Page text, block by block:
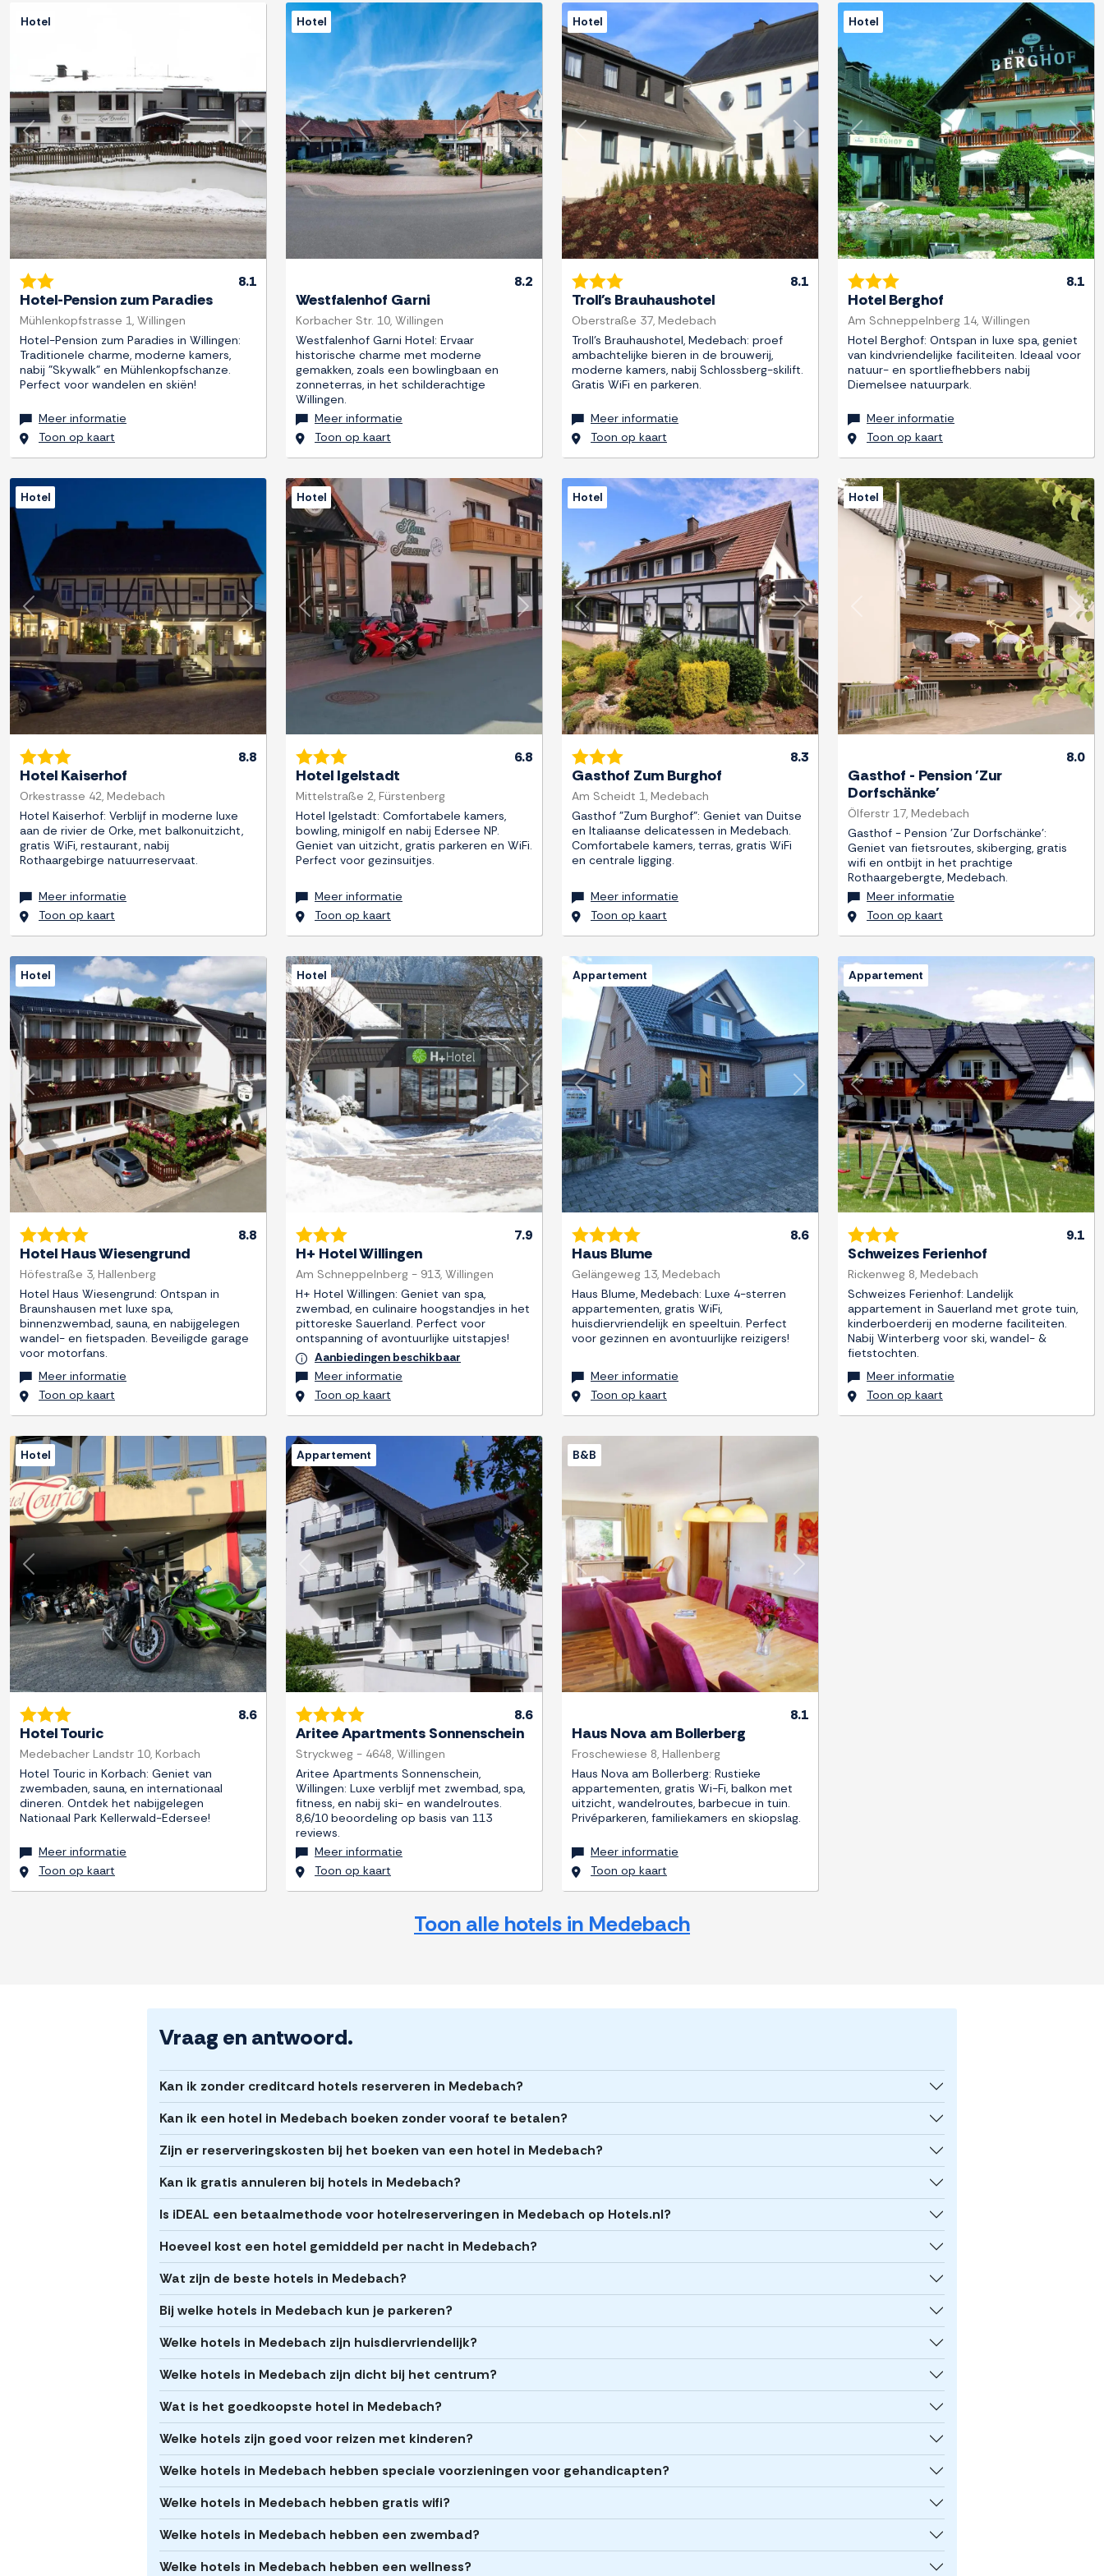
Previous Next
Hotel
8.1
Hotel-Pension zum Paradies
Mühlenkopfstrasse 1, Willingen
Hotel-Pension zum Paradies in Willingen:
Traditionele charme, moderne kamers,
nabij "Skywalk" en Mühlenkopfschanze.
Perfect voor wandelen en skiën!
Meer informatie
Toon op kaart
Previous Next
Hotel
8.2
Westfalenhof Garni
Korbacher Str. 10, Willingen
Westfalenhof Garni Hotel: Ervaar
historische charme met moderne
gemakken, zoals een bowlingbaan en
zonneterras, in het schilderachtige
Willingen.
Meer informatie
Toon op kaart
Previous Next
Hotel
8.1
Troll's Brauhaushotel
Oberstraße 37, Medebach
Troll's Brauhaushotel, Medebach: proef
ambachtelijke bieren in de brouwerij,
moderne kamers, nabij Schlossberg-skilift.
Gratis WiFi en parkeren.
Meer informatie
Toon op kaart
Previous Next
Hotel
8.1
Hotel Berghof
Am Schneppelnberg 14, Willingen
Hotel Berghof: Ontspan in luxe spa, geniet
van kindvriendelijke faciliteiten. Ideaal voor
natuur- en sportliefhebbers nabij
Diemelsee natuurpark.
Meer informatie
Toon op kaart
Previous Next
Hotel
8.8
Hotel Kaiserhof
Orkestrasse 42, Medebach
Hotel Kaiserhof: Verblijf in moderne luxe
aan de rivier de Orke, met balkonuitzicht,
gratis WiFi, restaurant, nabij
Rothaargebirge natuurreservaat.
Meer informatie
Toon op kaart
Previous Next
Hotel
6.8
Hotel Igelstadt
Mittelstraße 2, Fürstenberg
Hotel Igelstadt: Comfortabele kamers,
bowling, minigolf en nabij Edersee NP.
Geniet van uitzicht, gratis parkeren en WiFi.
Perfect voor gezinsuitjes.
Meer informatie
Toon op kaart
Previous Next
Hotel
8.3
Gasthof Zum Burghof
Am Scheidt 1, Medebach
Gasthof "Zum Burghof": Geniet van Duitse
en Italiaanse delicatessen in Medebach.
Comfortabele kamers, terras, gratis WiFi
en centrale ligging.
Meer informatie
Toon op kaart
Previous Next
Hotel
8.0
Gasthof - Pension 'Zur
Dorfschänke'
Ölferstr 17, Medebach
Gasthof - Pension 'Zur Dorfschänke':
Geniet van fietsroutes, skiberging, gratis
wifi en ontbijt in het prachtige
Rothaargebergte, Medebach.
Meer informatie
Toon op kaart
Previous Next
Hotel
8.8
Hotel Haus Wiesengrund
Höfestraße 3, Hallenberg
Hotel Haus Wiesengrund: Ontspan in
Braunshausen met luxe spa,
binnenzwembad, sauna, en nabijgelegen
wandel- en fietspaden. Beveiligde garage
voor motorfans.
Meer informatie
Toon op kaart
Previous Next
Hotel
7.9
H+ Hotel Willingen
Am Schneppelnberg - 913, Willingen
H+ Hotel Willingen: Geniet van spa,
zwembad, en culinaire hoogstandjes in het
pittoreske Sauerland. Perfect voor
ontspanning of avontuurlijke uitstapjes!
Aanbiedingen beschikbaar
Meer informatie
Toon op kaart
Previous Next
Appartement
8.6
Haus Blume
Gelängeweg 13, Medebach
Haus Blume, Medebach: Luxe 4-sterren
appartementen, gratis WiFi,
huisdiervriendelijk en speeltuin. Perfect
voor gezinnen en avontuurlijke reizigers!
Meer informatie
Toon op kaart
Previous Next
Appartement
9.1
Schweizes Ferienhof
Rickenweg 8, Medebach
Schweizes Ferienhof: Landelijk
appartement in Sauerland met grote tuin,
kinderboerderij en moderne faciliteiten.
Nabij Winterberg voor ski, wandel- &
fietstochten.
Meer informatie
Toon op kaart
Previous Next
Hotel
8.6
Hotel Touric
Medebacher Landstr 10, Korbach
Hotel Touric in Korbach: Geniet van
zwembaden, sauna, en internationaal
dineren. Ontdek het nabijgelegen
Nationaal Park Kellerwald-Edersee!
Meer informatie
Toon op kaart
Previous Next
Appartement
8.6
Aritee Apartments Sonnenschein
Stryckweg - 4648, Willingen
Aritee Apartments Sonnenschein,
Willingen: Luxe verblijf met zwembad, spa,
fitness, en nabij ski- en wandelroutes.
8,6/10 beoordeling op basis van 113
reviews.
Meer informatie
Toon op kaart
Previous Next
B&B
8.1
Haus Nova am Bollerberg
Froschewiese 8, Hallenberg
Haus Nova am Bollerberg: Rustieke
appartementen, gratis Wi-Fi, balkon met
uitzicht, wandelroutes, barbecue in tuin.
Privéparkeren, familiekamers en skiopslag.
Meer informatie
Toon op kaart
Toon alle hotels in Medebach
Vraag en antwoord.
Kan ik zonder creditcard hotels reserveren in Medebach?
Kan ik een hotel in Medebach boeken zonder vooraf te betalen?
Zijn er reserveringskosten bij het boeken van een hotel in Medebach?
Kan ik gratis annuleren bij hotels in Medebach?
Is iDEAL een betaalmethode voor hotelreserveringen in Medebach op Hotels.nl?
Hoeveel kost een hotel gemiddeld per nacht in Medebach?
Wat zijn de beste hotels in Medebach?
Bij welke hotels in Medebach kun je parkeren?
Welke hotels in Medebach zijn huisdiervriendelijk?
Welke hotels in Medebach zijn dicht bij het centrum?
Wat is het goedkoopste hotel in Medebach?
Welke hotels zijn goed voor reizen met kinderen?
Welke hotels in Medebach hebben speciale voorzieningen voor gehandicapten?
Welke hotels in Medebach hebben gratis wifi?
Welke hotels in Medebach hebben een zwembad?
Welke hotels in Medebach hebben een wellness?